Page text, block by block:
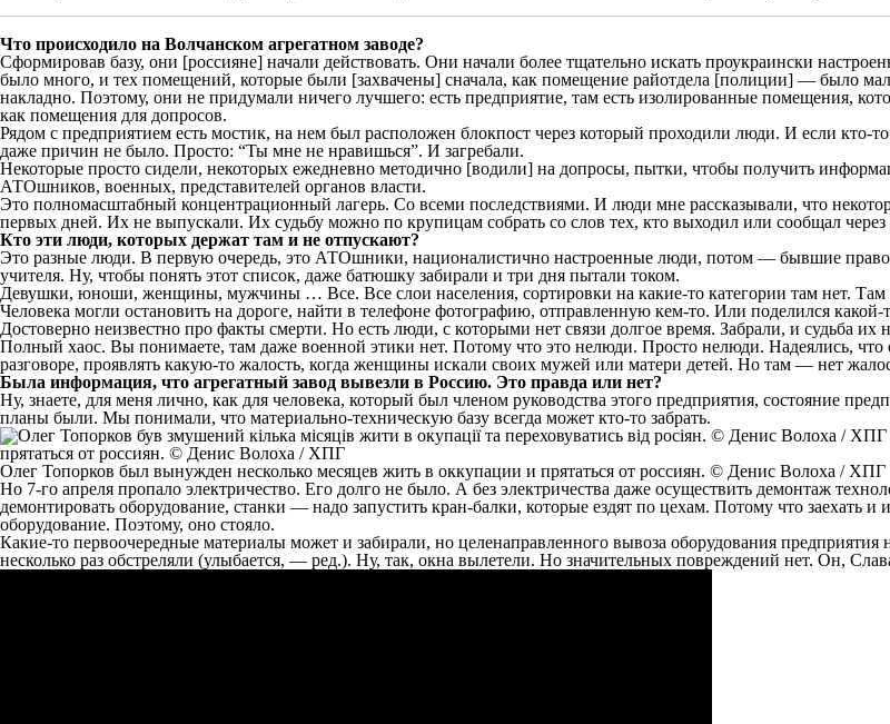
Что происходило на Волчанском агрегатном заводе?
Сформировав базу, они [россияне] начали действовать. Они начали более тщательно искать проукраински
было много, и тех помещений, которые были [захвачены] сначала, как помещение райотдела [полиции] — было
накладно. Поэтому, они не придумали ничего лучшего: есть предприятие, там есть изолированные помещения,
как помещения для допросов.
Рядом с предприятием есть мостик, на нем был расположен блокпост через который проходили люди. И если кто-
даже причин не было. Просто: “Ты мне не нравишься”. И загребали.
Некоторые просто сидели, некоторых ежедневно методично [водили] на допросы, пытки, чтобы получить
АТОшников, военных, представителей органов власти.
Это полномасштабный концентрационный лагерь. Со всеми последствиями. И люди мне рассказывали, что
первых дней. Их не выпускали. Их судьбу можно по крупицам собрать со слов тех, кто выходил или сообщал
Кто эти люди, которых держат там и не отпускают?
Это разные люди. В первую очередь, это АТОшники, националистично настроенные люди, потом — бывшие
учителя. Ну, чтобы понять этот список, даже батюшку забирали и три дня пытали током.
Девушки, юноши, женщины, мужчины … Все. Все слои населения, сортировки на какие-то категории там нет. Там
Человека могли остановить на дороге, найти в телефоне фотографию, отправленную кем-то. Или поделился
Достоверно неизвестно про факты смерти. Но есть люди, с которыми нет связи долгое время. Забрали, и судьба
Полный хаос. Вы понимаете, там даже военной этики нет. Потому что это нелюди. Просто нелюди. Надеялись,
разговоре, проявлять какую-то жалость, когда женщины искали своих мужей или матери детей. Но там — нет
Была информация, что агрегатный завод вывезли в Россию. Это правда или нет?
Ну, знаете, для меня лично, как для человека, который был членом руководства этого предприятия, состояние
планы были. Мы понимали, что материально-техническую базу всегда может кто-то забрать.
Олег Топорков был вынужден несколько месяцев жить в оккупации и прятаться от россиян. © Денис Волоха / ХПГ
Но 7-го апреля пропало электричество. Его долго не было. А без электричества даже осуществить демонтаж
демонтировать оборудование, станки — надо запустить кран-балки, которые ездят по цехам. Потому что заехать
оборудование. Поэтому, оно стояло.
Какие-то первоочередные материалы может и забирали, но целенаправленного вывоза оборудования
несколько раз обстреляли (улыбается, — ред.). Ну, так, окна вылетели. Но значительных повреждений нет. Он,